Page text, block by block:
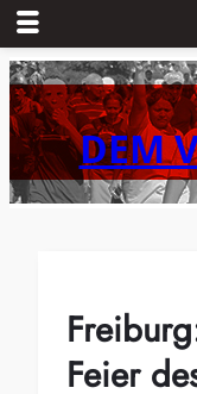
Zum
Inhalt
springenDEM
Feier